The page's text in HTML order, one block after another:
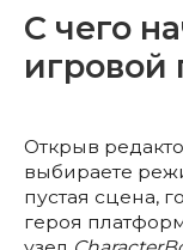
С чего
игровой
Открыв
выбираете
пустая сцена,
героя